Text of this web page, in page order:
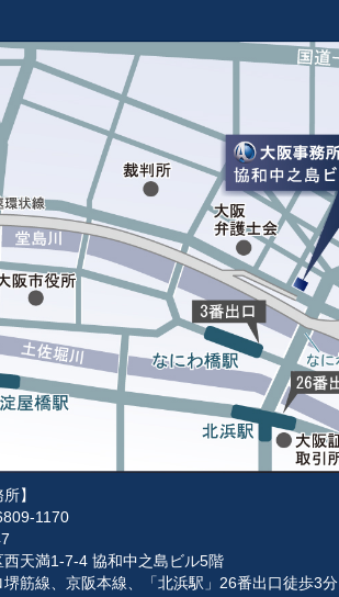
】
1170
西天満1-7-4 協和中之島ビル5階
堺筋線、京阪本線、「北浜駅」26番出口徒歩3分